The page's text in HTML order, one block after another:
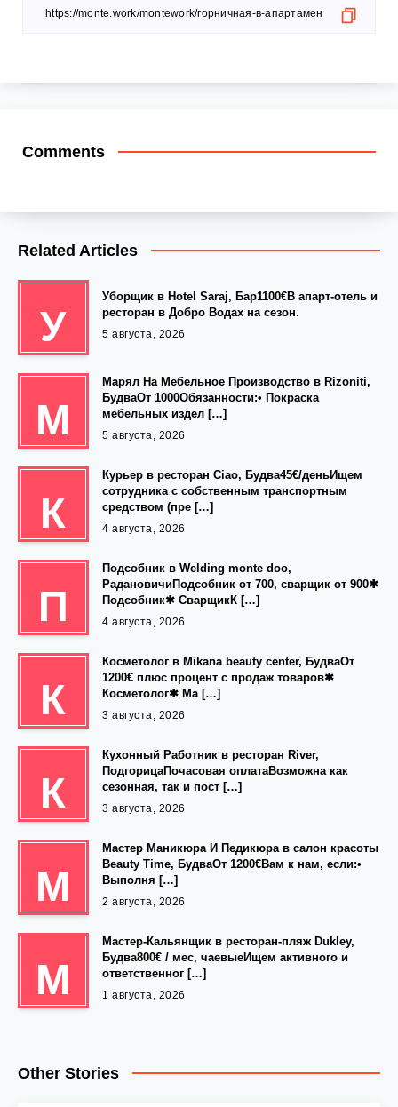
Comments
Related Articles
У
Уборщик в Hotel Saraj, Бар1100€В апарт-отель и
ресторан в Добро Водах на сезон.
5 августа, 2026
М
Марял На Мебельное Производство в Rizoniti,
БудваОт 1000Обязанности:• Покраска
мебельных издел […]
5 августа, 2026
К
Курьер в ресторан Ciao, Будва45€/деньИщем
сотрудника с собственным транспортным
средством (пре […]
4 августа, 2026
П
Подсобник в Welding monte doo,
РадановичиПодсобник от 700, сварщик от 900✱
Подсобник✱ СварщикК […]
4 августа, 2026
К
Косметолог в Mikana beauty center, БудваОт
1200€ плюс процент с продаж товаров✱
Косметолог✱ Ма […]
3 августа, 2026
К
Кухонный Работник в ресторан River,
ПодгорицаПочасовая оплатаВозможна как
сезонная, так и пост […]
3 августа, 2026
М
Мастер Маникюра И Педикюра в салон красоты
Beauty Time, БудваОт 1200€Вам к нам, если:•
Выполня […]
2 августа, 2026
М
Мастер-Кальянщик в ресторан-пляж Dukley,
Будва800€ / мес, чаевыеИщем активного и
ответственног […]
1 августа, 2026
Other Stories